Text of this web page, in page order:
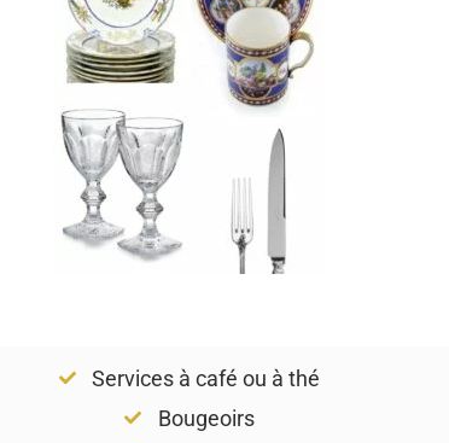
Services à café ou à thé
Bougeoirs